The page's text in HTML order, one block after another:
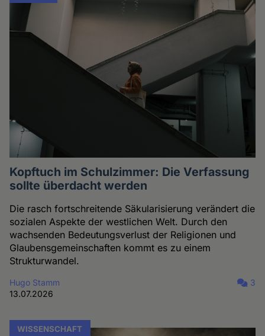
Kopftuch im Schulzimmer: Die Verfassung
sollte überdacht werden
Die rasch fortschreitende Säkularisierung verändert die
sozialen Aspekte der westlichen Welt. Durch den
wachsenden Bedeutungsverlust der Religionen und
Glaubensgemeinschaften kommt es zu einem
Strukturwandel.
Hugo Stamm
13.07.2026
3
WISSENSCHAFT